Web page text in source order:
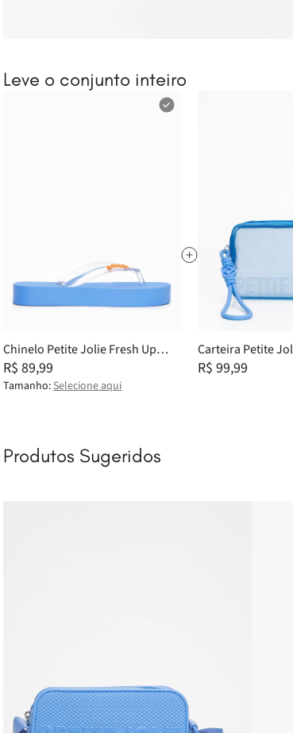
Leve o conjunto inteiro
Chinelo Petite Jolie Fresh Up
Translúcido/Blues PJ7321 33-4
R$ 89,99
Tamanho: Selecione aqui
Carteira Petite
Translúcido
R$ 99,99
Produtos Sugeridos